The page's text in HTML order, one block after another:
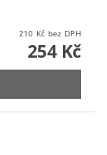
210 Kč bez DPH
254 Kč